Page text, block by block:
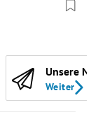
Unsere
Weiter